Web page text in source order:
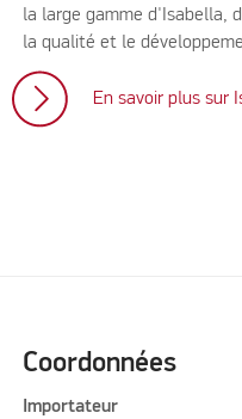
la large gamme d'Isabella,
la qualité et le
En savoir plus sur
Coordonnées
Importateur